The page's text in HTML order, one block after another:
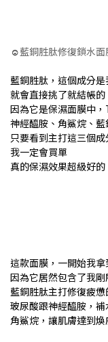
☺藍銅胜肽修復鎖水面
藍銅胜肽，這個成分
就會直接挑了就結帳的
因為它是保濕面膜中
神經醯胺、角鯊烷、
只要看到主打這三個
我一定會買單
真的保濕效果超級好
這款面膜，一開始我
因為它居然包含了我
藍銅胜肽主打修復疲
玻尿酸跟神經醯胺，補
角鯊烷，讓肌膚達到煥